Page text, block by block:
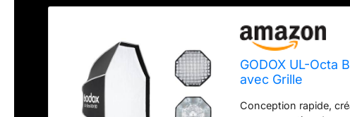
GODOX UL-Octa
avec Grille
Conception rapide,